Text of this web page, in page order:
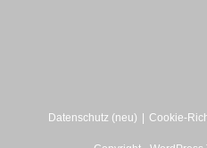
Datenschutz (neu) Cookie-